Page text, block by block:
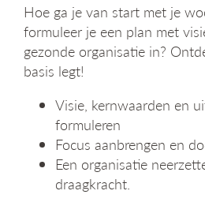
Hoe ga je van start met je
formuleer je een plan met
gezonde organisatie in?
basis legt!
Visie, kernwaarden en
formuleren
Focus aanbrengen en
Een organisatie
draagkracht.